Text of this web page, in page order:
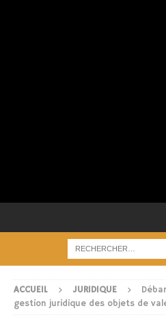
ACCUEIL JURIDIQUE
gestion juridique des objets de